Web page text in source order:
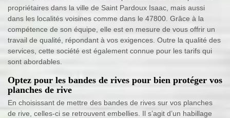
propriétaires dans la ville de Saint Pardoux Isaac, mais aussi
dans les localités voisines comme dans le 47800. Grâce à la
compétence de son équipe, elle est en mesure de vous offrir un
travail de qualité, répondant à vos exigences. Outre la qualité des
services, cette société est également connue pour les tarifs qui
sont abordables.
Optez pour les bandes de rives pour bien protéger vos
planches de rive
En choisissant de mettre des bandes de rives sur vos planches
de rive, celles-ci se retrouvent embellies. Il s’agit d’un habillage